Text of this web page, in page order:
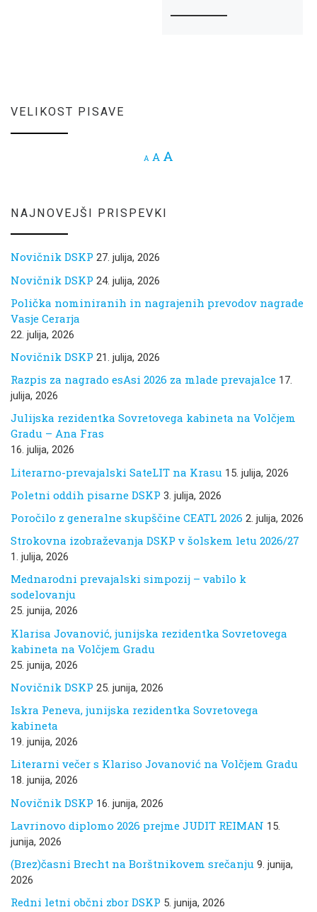
VELIKOST PISAVE
A Decrease font size.
A Reset font size.
A
NAJNOVEJŠI PRISPEVKI
Novičnik DSKP 27. julija, 2026
Novičnik DSKP 24. julija, 2026
Polička nominiranih in nagrajenih prevodov nagrade
Vasje Cerarja
22. julija, 2026
Novičnik DSKP 21. julija, 2026
Razpis za nagrado esAsi 2026 za mlade prevajalce 17.
julija, 2026
Julijska rezidentka Sovretovega kabineta na Volčjem
Gradu – Ana Fras
16. julija, 2026
Literarno-prevajalski SateLIT na Krasu 15. julija, 2026
Poletni oddih pisarne DSKP 3. julija, 2026
Poročilo z generalne skupščine CEATL 2026 2. julija, 2026
Strokovna izobraževanja DSKP v šolskem letu 2026/27
1. julija, 2026
Mednarodni prevajalski simpozij – vabilo k
sodelovanju
25. junija, 2026
Klarisa Jovanović, junijska rezidentka Sovretovega
kabineta na Volčjem Gradu
25. junija, 2026
Novičnik DSKP 25. junija, 2026
Iskra Peneva, junijska rezidentka Sovretovega
kabineta
19. junija, 2026
Literarni večer s Klariso Jovanović na Volčjem Gradu
18. junija, 2026
Novičnik DSKP 16. junija, 2026
Lavrinovo diplomo 2026 prejme JUDIT REIMAN 15.
junija, 2026
(Brez)časni Brecht na Borštnikovem srečanju 9. junija,
2026
Redni letni občni zbor DSKP 5. junija, 2026